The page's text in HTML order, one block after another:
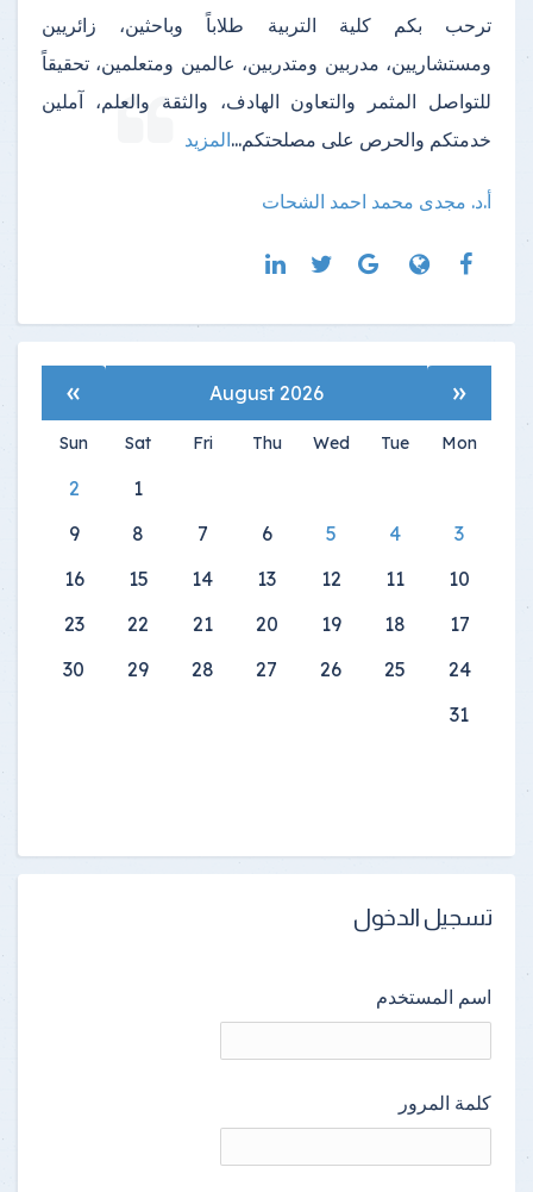
ترحب بكم كلية التربية طلاباً وباحثين، زائريين
ومستشاريين، مدربين ومتدربين، عالمين ومتعلمين، تحقيقاً
للتواصل المثمر والتعاون الهادف، والثقة والعلم، آملين
خدمتكم والحرص على مصلحتكم...المزيد
أ.د. مجدى محمد احمد الشحات
«
August 2026
»
Mon
Tue
Wed
Thu
Fri
Sat
Sun
1
2
3
4
5
6
7
8
9
10
11
12
13
14
15
16
17
18
19
20
21
22
23
24
25
26
27
28
29
30
31
تسجيل الدخول
اسم المستخدم
كلمة المرور